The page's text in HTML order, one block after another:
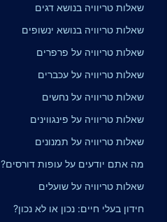
שאלות טריוויה בנושא דגים
שאלות טריוויה בנושא ינשופים
שאלות טריוויה על פרפרים
שאלות טריוויה על עכברים
שאלות טריוויה על נחשים
שאלות טריוויה על פינגווינים
שאלות טריוויה על תמנונים
מה אתם יודעים על עופות דורסים?
שאלות טריוויה על שועלים
חידון בעלי חיים: נכון או לא נכון?